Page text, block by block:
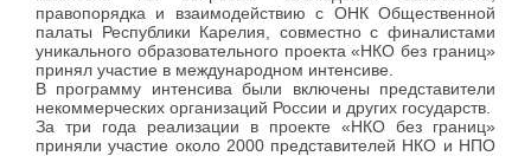
правопорядка и взаимодействию с ОНК Общественной
палаты Республики Карелия, совместно с финалистами
уникального образовательного проекта «НКО без границ»
принял участие в международном интенсиве.
В программу интенсива были включены представители
некоммерческих организаций России и других государств.
За три года реализации в проекте «НКО без границ»
приняли участие около 2000 представителей НКО и НПО